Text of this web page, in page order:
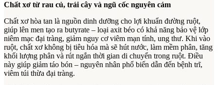
Chất xơ từ rau củ, trái cây và ngũ cốc nguyên cám
Chất xơ hòa tan là nguồn dinh dưỡng cho lợi khuẩn đường ruột,
giúp lên men tạo ra butyrate – loại axit béo có khả năng bảo vệ lớp
niêm mạc đại tràng, giảm nguy cơ viêm mạn tính, ung thư. Khi vào
ruột, chất xơ không bị tiêu hóa mà sẽ hút nước, làm mềm phân, tăng
khối lượng phân và rút ngắn thời gian di chuyển trong ruột. Điều
này giúp giảm táo bón – nguyên nhân phổ biến dẫn đến bệnh trĩ,
viêm túi thừa đại tràng.